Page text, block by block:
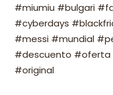
#miumiu #bulgari
#cyberdays
#messi #mundial
#descuento #oferta
#original